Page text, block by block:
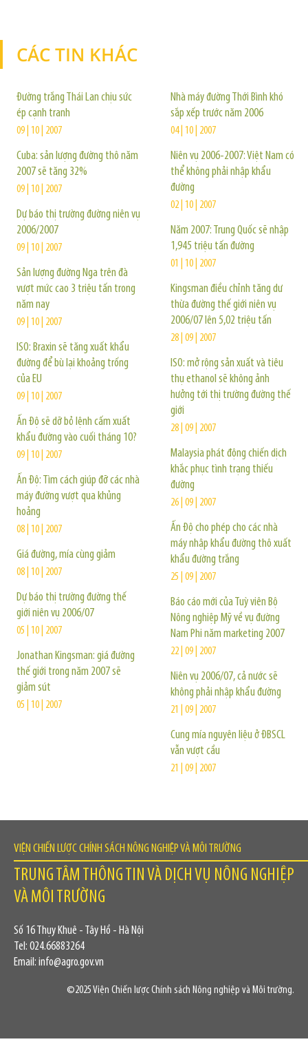
CÁC TIN KHÁC
Đường trắng Thái Lan chịu sức
ép cạnh tranh
09 | 10 | 2007
Cuba: sản lượng đường thô năm
2007 sẽ tăng 32%
09 | 10 | 2007
Dự báo thị trường đường niên vụ
2006/2007
09 | 10 | 2007
Sản lượng đường Nga trên đà
vượt mức cao 3 triệu tấn trong
năm nay
09 | 10 | 2007
ISO: Braxin sẽ tăng xuất khẩu
đường để bù lại khoảng trống
của EU
09 | 10 | 2007
Ấn Độ sẽ dỡ bỏ lệnh cấm xuất
khẩu đường vào cuối tháng 10?
09 | 10 | 2007
Ấn Độ: Tìm cách giúp đỡ các nhà
máy đường vượt qua khủng
hoảng
08 | 10 | 2007
Giá đường, mía cùng giảm
08 | 10 | 2007
Dự báo thị trường đường thế
giới niên vụ 2006/07
05 | 10 | 2007
Jonathan Kingsman: giá đường
thế giới trong năm 2007 sẽ
giảm sút
05 | 10 | 2007
Nhà máy đường Thới Bình khó
sắp xếp trước năm 2006
04 | 10 | 2007
Niên vụ 2006-2007: Việt Nam có
thể không phải nhập khẩu
đường
02 | 10 | 2007
Năm 2007: Trung Quốc sẽ nhập
1,945 triệu tấn đường
01 | 10 | 2007
Kingsman điều chỉnh tăng dư
thừa đường thế giới niên vụ
2006/07 lên 5,02 triệu tấn
28 | 09 | 2007
ISO: mở rộng sản xuất và tiêu
thụ ethanol sẽ không ảnh
hưởng tới thị trường đường thế
giới
28 | 09 | 2007
Malaysia phát động chiến dịch
khắc phục tình trạng thiếu
đường
26 | 09 | 2007
Ấn Độ cho phép cho các nhà
máy nhập khẩu đường thô xuất
khẩu đường trắng
25 | 09 | 2007
Báo cáo mới của Tuỳ viên Bộ
Nông nghiệp Mỹ về vụ đường
Nam Phi năm marketing 2007
22 | 09 | 2007
Niên vụ 2006/07, cả nước sẽ
không phải nhập khẩu đường
21 | 09 | 2007
Cung mía nguyên liệu ở ĐBSCL
vẫn vượt cầu
21 | 09 | 2007
VIỆN CHIẾN LƯỢC CHÍNH SÁCH NÔNG NGHIỆP VÀ MÔI TRƯỜNG
TRUNG TÂM THÔNG TIN VÀ DỊCH VỤ NÔNG NGHIỆP
VÀ MÔI TRƯỜNG
Số 16 Thụy Khuê - Tây Hồ - Hà Nội
Tel: 024.66883264
Email: info@agro.gov.vn
©2025 Viện Chiến lược Chính sách Nông nghiệp và Môi trường.